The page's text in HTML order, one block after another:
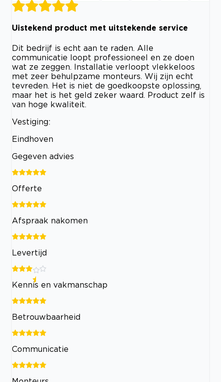
Uistekend product met uitstekende service
Dit bedrijf is echt aan te raden. Alle
communicatie loopt professioneel en ze doen
wat ze zeggen. Installatie verloopt vlekkeloos
met zeer behulpzame monteurs. Wij zijn echt
tevreden. Het is niet de goedkoopste oplossing,
maar het is het geld zeker waard. Product zelf is
van hoge kwaliteit.
Vestiging:
Eindhoven
Gegeven advies
Offerte
Afspraak nakomen
Levertijd
Kennis en vakmanschap
Betrouwbaarheid
Communicatie